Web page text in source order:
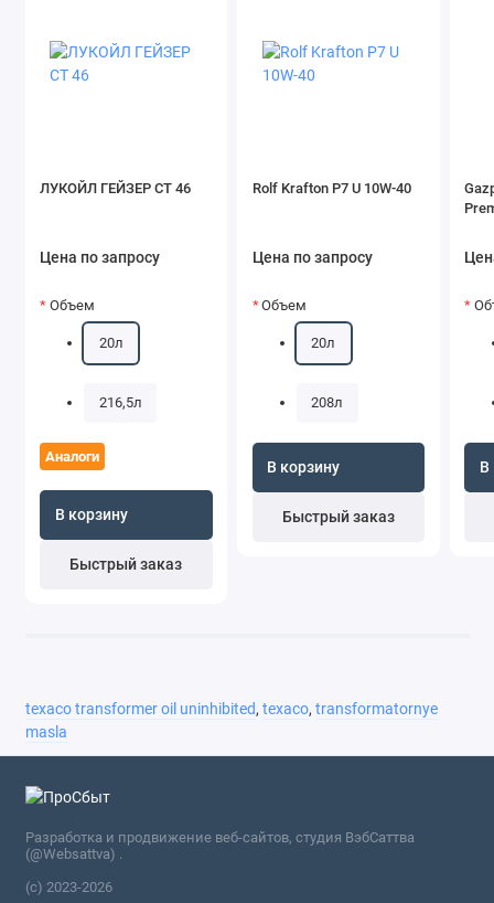
ЛУКОЙЛ ГЕЙЗЕР СТ 46
Цена по запросу
Аналоги
Объем
20л
216,5л
В корзину
Быстрый заказ
Rolf Krafton P7 U 10W-40
Цена по запросу
Объем
20л
208л
В корзину
Быстрый заказ
В
texaco transformer oil uninhibited, texaco, transformatornye
masla
Разработка и продвижение веб-сайтов, студия ВэбСаттва
(@Websattva) .
(c) 2023-2026